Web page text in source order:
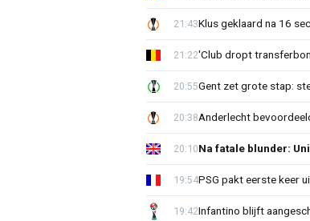
Klus geklaard na 16
21:43
'Club dropt
21:22
Gent zet grote stap:
20:55
Anderlecht
20:38
Na fatale blunder:
20:10
PSG pakt eerste keer
19:54
Infantino blijft
19:42